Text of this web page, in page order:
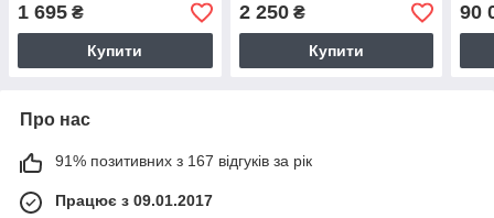
1 695 ₴
Купити
2 250₴
Купити
90
Про нас
91% позитивних з 167 відгуків за рік
Працює з 09.01.2017